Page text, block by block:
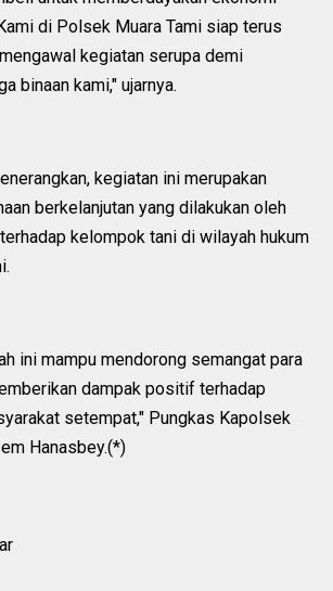
di Polsek Muara Tami siap terus
kegiatan serupa demi
binaan kami," ujarnya.
kegiatan ini merupakan
berkelanjutan yang dilakukan oleh
kelompok tani di wilayah hukum
ini mampu mendorong semangat para
dampak positif terhadap
setempat," Pungkas Kapolsek
Hanasbey.(*)